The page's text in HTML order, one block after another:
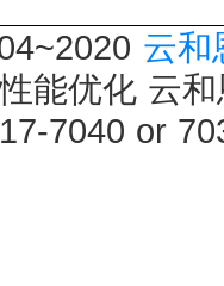
云和
能优化 云
7040 or